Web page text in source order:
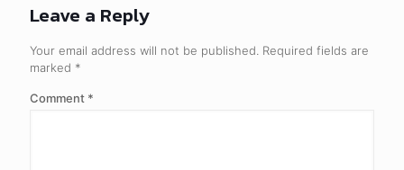
Leave a Reply
Your email address will not be published. Required fields are
marked *
Comment *